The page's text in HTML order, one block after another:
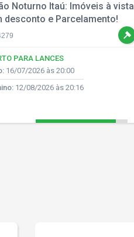
Noturno Itaú: Imóveis à vista
desconto e Parcelamento!
PARA LANCES
16/07/2026 às 20:00
12/08/2026 às 20:16